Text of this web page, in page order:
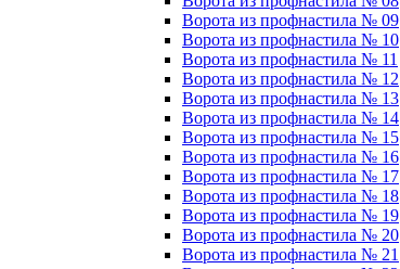
Ворота из профнастила № 09
Ворота из профнастила № 10
Ворота из профнастила № 11
Ворота из профнастила № 12
Ворота из профнастила № 13
Ворота из профнастила № 14
Ворота из профнастила № 15
Ворота из профнастила № 16
Ворота из профнастила № 17
Ворота из профнастила № 18
Ворота из профнастила № 19
Ворота из профнастила № 20
Ворота из профнастила № 21